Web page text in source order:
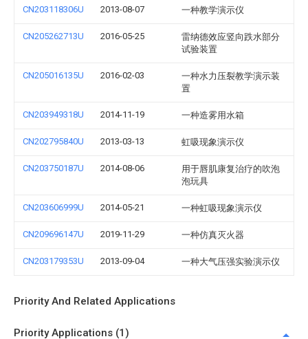
CN203118306U 2013-08-07 一种教学演示仪
CN205262713U 2016-05-25
雷纳德效应竖向跌水部分
试验装置
CN205016135U 2016-02-03
一种水力压裂教学演示装
置
CN203949318U 2014-11-19 一种造雾用水箱
CN202795840U 2013-03-13 虹吸现象演示仪
CN203750187U 2014-08-06
用于唇肌康复治疗的吹泡
泡玩具
CN203606999U 2014-05-21 一种虹吸现象演示仪
CN209696147U 2019-11-29 一种仿真灭火器
CN203179353U 2013-09-04 一种大气压强实验演示仪
Priority And Related Applications
Priority Applications (1)